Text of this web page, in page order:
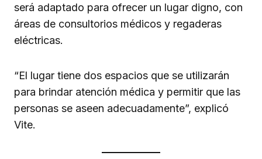
será adaptado para ofrecer un lugar digno, con
áreas de consultorios médicos y regaderas
eléctricas.
“El lugar tiene dos espacios que se utilizarán
para brindar atención médica y permitir que las
personas se aseen adecuadamente”, explicó
Vite.